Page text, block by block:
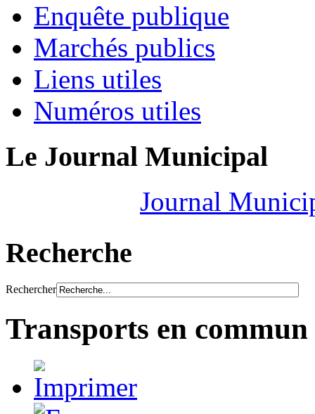
Enquête publique
Marchés publics
Liens utiles
Numéros utiles
Le Journal Municipal
Journal
Recherche
Rechercher
Transports en commun